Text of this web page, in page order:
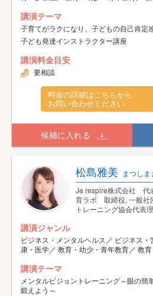
講演テーマ
子育てがラクになり、子どもの自己肯定
子ども発達インストラクター講座
講演料金目安
要相談
料金の詳細はこちらから
お問い合わせください
候補に入れる
松島雅美 まつし
Je respire株式会社 代
育ラボ 取締役, 一般社
トレーニング協会代表
講演ジャンル
ビジネス・メンタルヘルス／ ビジネス
康・医学／ 教育・幼少・青年教育／ 教
講演テーマ
メンタルビジョントレーニング～眼の簡
鍛えよう～